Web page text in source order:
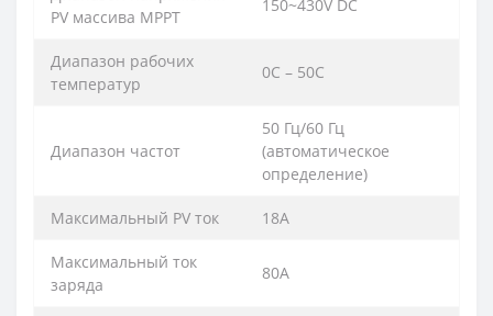
PV массива MPPT
150~430V DC
Диапазон рабочих
температур
0С – 50С
Диапазон частот
50 Гц/60 Гц
(автоматическое
определение)
Максимальный PV ток 18A
Максимальный ток
заряда
80A